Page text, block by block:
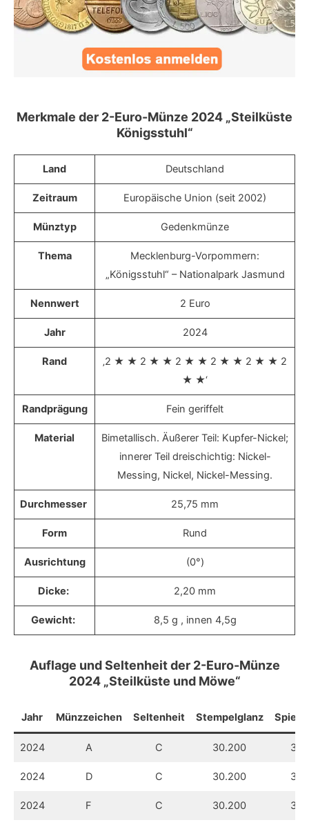
Merkmale der 2-Euro-Münze 2024 „Steilküste
Königsstuhl“
Land Deutschland
Zeitraum Europäische Union (seit 2002)
Münztyp Gedenkmünze
Thema
Mecklenburg-Vorpommern:
„Königsstuhl“ – Nationalpark Jasmund
Nennwert 2 Euro
Jahr 2024
Rand
‚2 ★ ★ 2 ★ ★ 2 ★ ★ 2 ★ ★ 2 ★ ★ 2
★ ★‘
Randprägung Fein geriffelt
Material
Bimetallisch. Äußerer Teil: Kupfer-Nickel;
innerer Teil dreischichtig: Nickel-
Messing, Nickel, Nickel-Messing.
Durchmesser 25,75 mm
Form Rund
Ausrichtung (0°)
Dicke: 2,20 mm
Gewicht: 8,5 g , innen 4,5g
Auflage und Seltenheit der 2-Euro-Münze
2024 „Steilküste und Möwe“
Jahr Münzzeichen Seltenheit Stempelglanz
2024 A C 30.200
2024 D C 30.200
2024 F C 30.200